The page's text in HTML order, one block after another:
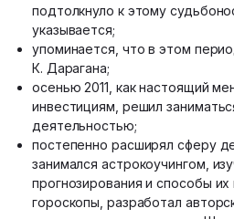
подтолкнуло к этому
указывается;
упоминается, что в этом
К. Дарагана;
осенью 2011, как настоящий
инвестициям, решил
деятельностью;
постепенно расширял сферу
занимался астрокоучингом,
прогнозирования и способы
гороскопы, разработал